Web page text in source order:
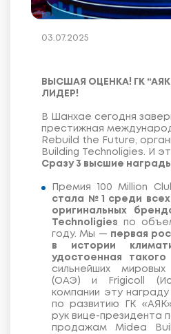
03.07.2025
ВЫСШАЯ ОЦЕНКА! ГК
ЛИДЕР!
В Шанхае сегодня
престижная
Rebuild the Future,
Building Technoligies. И
Сразу 3 высшие
Премия 100 Million
стала №1 среди
оригинальных
Technoligies по
году. Мы — первая
в истории
удостоенная такого
сильнейших
(ОАЭ) и Frigicoll
компании эту
по развитию ГК
рук вице-президента
продажам Midea